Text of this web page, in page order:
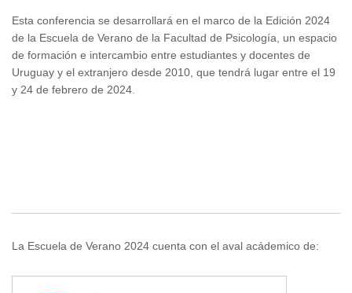
Esta conferencia se desarrollará en el marco de la Edición 2024
de la Escuela de Verano de la Facultad de Psicología, un espacio
de formación e intercambio entre estudiantes y docentes de
Uruguay y el extranjero desde 2010, que tendrá lugar entre el 19
y 24 de febrero de 2024.
La Escuela de Verano 2024 cuenta con el aval acádemico de: